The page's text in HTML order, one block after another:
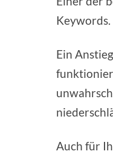
Keywords.
Ein
Auch für